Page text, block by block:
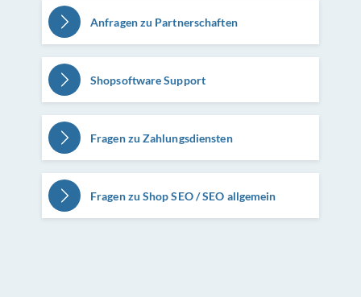
Anfragen zu Partnerschaften
Shopsoftware Support
Fragen zu Zahlungsdiensten
Fragen zu Shop SEO / SEO allgemein